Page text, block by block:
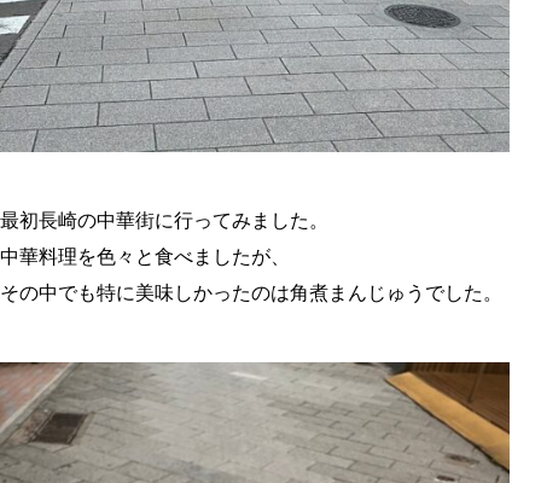
最初長崎の中華街に行ってみました。
中華料理を色々と食べましたが、
その中でも特に美味しかったのは角煮まんじゅうでした。